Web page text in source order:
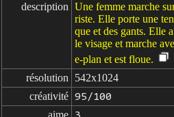
description Une femme marche
riste. Elle porte une
que et des gants. Elle
le visage et marche
e-plan et est floue.
résolution
542x1024
créativité 95/100
aime